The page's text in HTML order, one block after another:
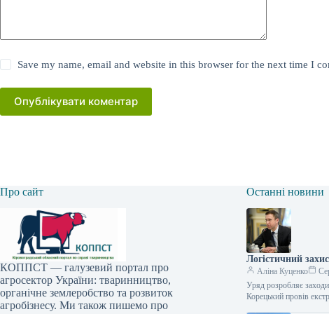
Save my name, email and website in this browser for the next time I
Опублікувати коментар
Про сайт
КОППСТ — галузевий портал про
агросектор України: тваринництво,
органічне землеробство та розвиток
агробізнесу. Ми також пишемо про
Останні новини
Логістичний
Аліна Куценко
Уряд розробляє
Корецький провів